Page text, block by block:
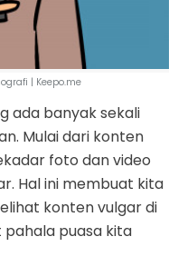
| Keepo.me
ada banyak sekali
Mulai dari konten
foto dan video
Hal ini membuat kita
konten vulgar di
puasa kita